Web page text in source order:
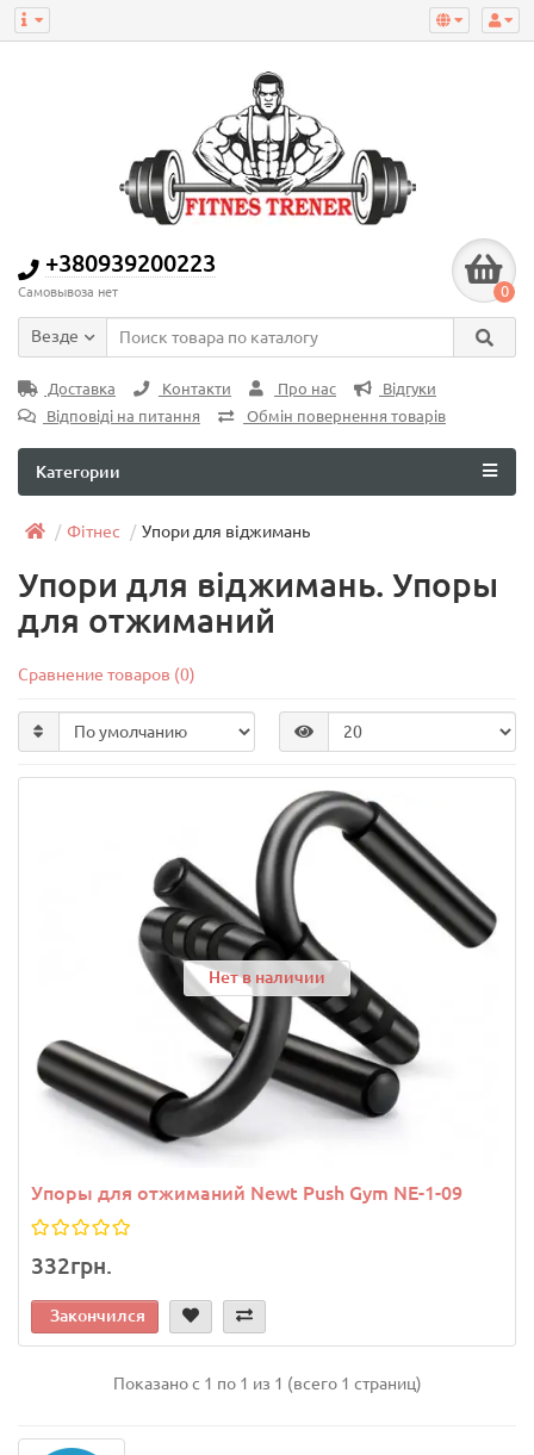
+380939200223
Самовывоза нет 0
Везде
Доставка Контакти Про нас
Відгуки
Відповіді на питання
Обмін повернення товарів
Категории
Фітнес Упори для віджимань
Упори для віджимань. Упоры
для отжиманий
Сравнение товаров (0)
Нет в наличии
Упоры для отжиманий Newt Push Gym NE-1-09
332грн.
Закончился
Показано с 1 по 1 из 1 (всего 1 страниц)